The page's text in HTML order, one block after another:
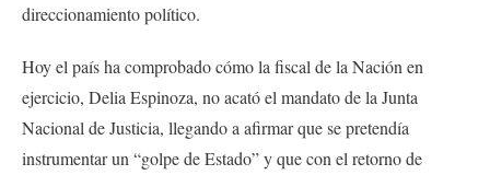
direccionamiento político.
Hoy el país ha comprobado cómo la fiscal de la Nación en
ejercicio, Delia Espinoza, no acató el mandato de la Junta
Nacional de Justicia, llegando a afirmar que se pretendía
instrumentar un “golpe de Estado” y que con el retorno de